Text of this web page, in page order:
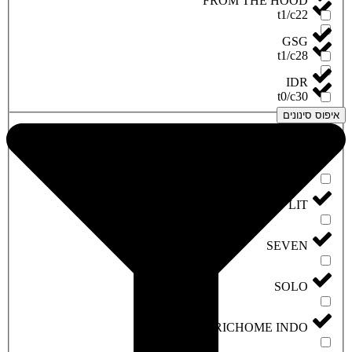
t1/c22
t1/c28
t0/c30
GSG
IDR
IMC
LIT
SEVEN
SOLO
TRICHOME INDO
איפוס סינונים